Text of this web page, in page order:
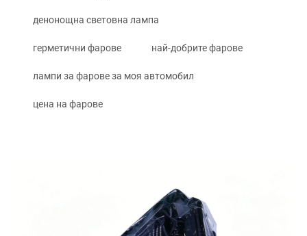
денонощна световна лампа
герметични фарове най-добрите фарове
лампи за фарове за моя автомобил
цена на фарове